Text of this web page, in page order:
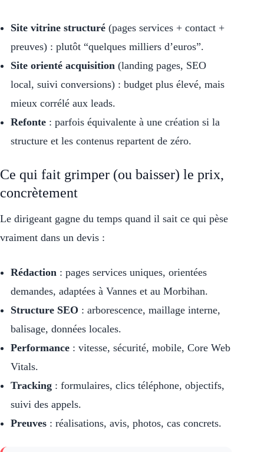
Site vitrine structuré (pages services + contact +
preuves) : plutôt “quelques milliers d’euros”.
Site orienté acquisition (landing pages, SEO
local, suivi conversions) : budget plus élevé, mais
mieux corrélé aux leads.
Refonte : parfois équivalente à une création si la
structure et les contenus repartent de zéro.
Ce qui fait grimper (ou baisser) le prix,
concrètement
Le dirigeant gagne du temps quand il sait ce qui pèse
vraiment dans un devis :
Rédaction : pages services uniques, orientées
demandes, adaptées à Vannes et au Morbihan.
Structure SEO : arborescence, maillage interne,
balisage, données locales.
Performance : vitesse, sécurité, mobile, Core Web
Vitals.
Tracking : formulaires, clics téléphone, objectifs,
suivi des appels.
Preuves : réalisations, avis, photos, cas concrets.